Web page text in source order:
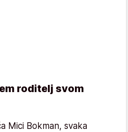
roditelj svom
Mici Bokman, svaka